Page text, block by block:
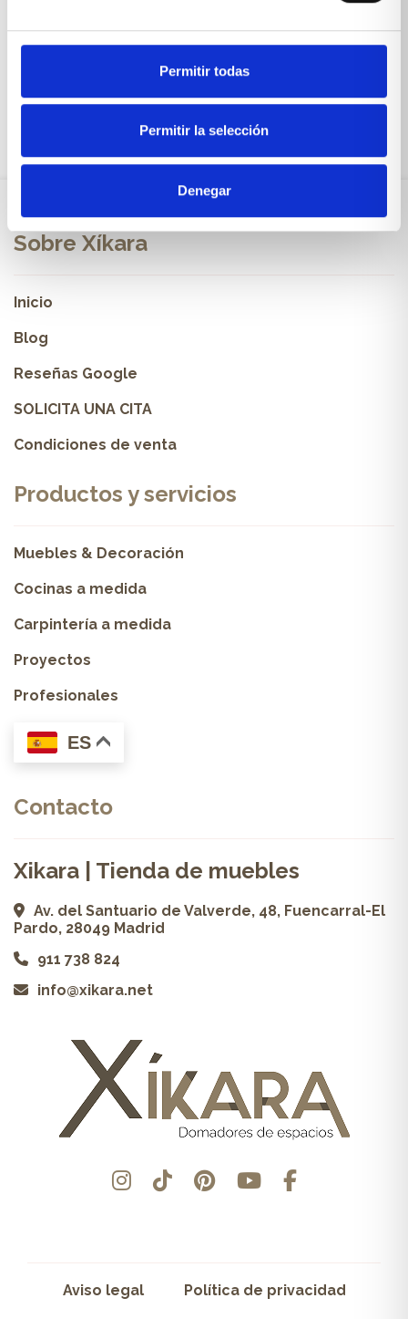
Permitir todas
Permitir la selección
Denegar
Sobre Xíkara
Inicio
Blog
Reseñas Google
SOLICITA UNA CITA
Condiciones de venta
Productos y servicios
Muebles & Decoración
Cocinas a medida
Carpintería a medida
Proyectos
Profesionales
ES
Contacto
Xikara | Tienda de muebles
Av. del Santuario de Valverde, 48, Fuencarral-El
Pardo, 28049 Madrid
911 738 824
info@xikara.net
Aviso legal Política de privacidad